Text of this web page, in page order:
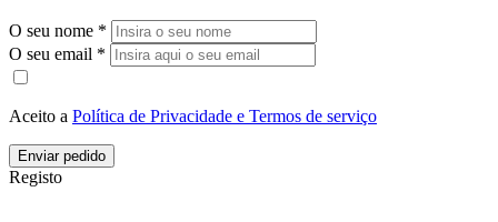
O seu nome *
O seu email *
Aceito a Política de Privacidade e Termos de serviço
Enviar pedido
Registo